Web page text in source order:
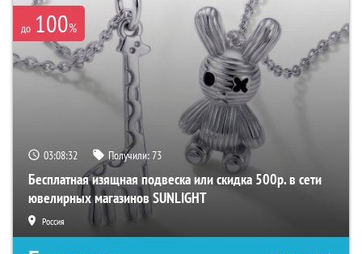
до 100%
03:08:31 Получили:73
Бесплатная изящная подвеска или скидка 500р. в сети
ювелирных магазинов SUNLIGHT
Россия